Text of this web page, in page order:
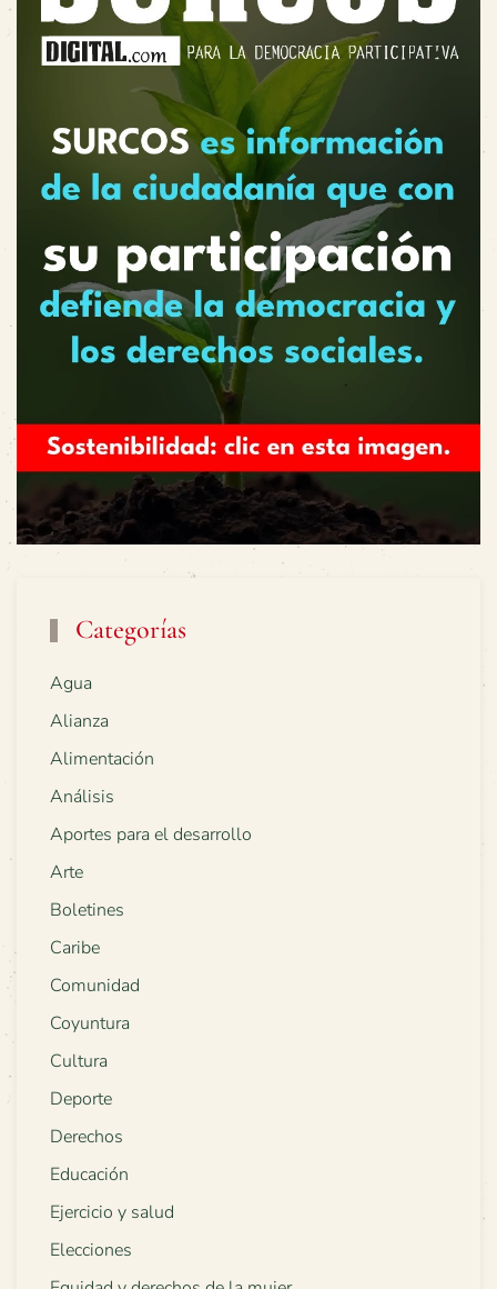
Categorías
Agua
Alianza
Alimentación
Análisis
Aportes para el desarrollo
Arte
Boletines
Caribe
Comunidad
Coyuntura
Cultura
Deporte
Derechos
Educación
Ejercicio y salud
Elecciones